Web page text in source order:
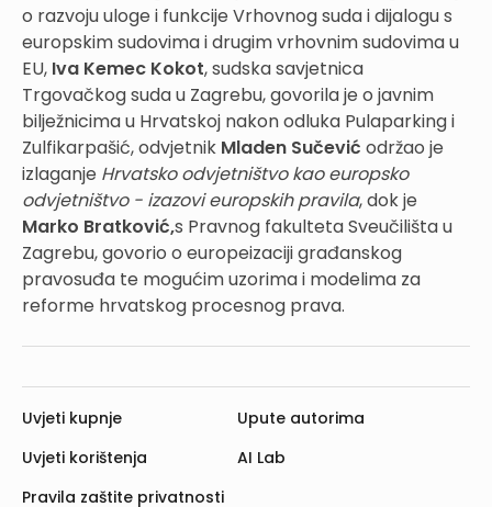
o razvoju uloge i funkcije Vrhovnog suda i dijalogu s
europskim sudovima i drugim vrhovnim sudovima u
EU, Iva Kemec Kokot, sudska savjetnica
Trgovačkog suda u Zagrebu, govorila je o javnim
bilježnicima u Hrvatskoj nakon odluka Pulaparking i
Zulfikarpašić, odvjetnik Mladen Sučević održao je
izlaganje Hrvatsko odvjetništvo kao europsko
odvjetništvo - izazovi europskih pravila, dok je
Marko Bratković,s Pravnog fakulteta Sveučilišta u
Zagrebu, govorio o europeizaciji građanskog
pravosuđa te mogućim uzorima i modelima za
reforme hrvatskog procesnog prava.
Uvjeti kupnje
Uvjeti korištenja
Pravila zaštite privatnosti
Upute autorima
AI Lab